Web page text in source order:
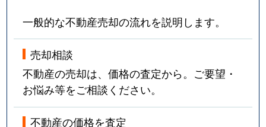
一般的な不動産売却の流れを説明します。
売却相談
不動産の売却は、価格の査定から。ご要望・
お悩み等をご相談ください。
不動産の価格を査定